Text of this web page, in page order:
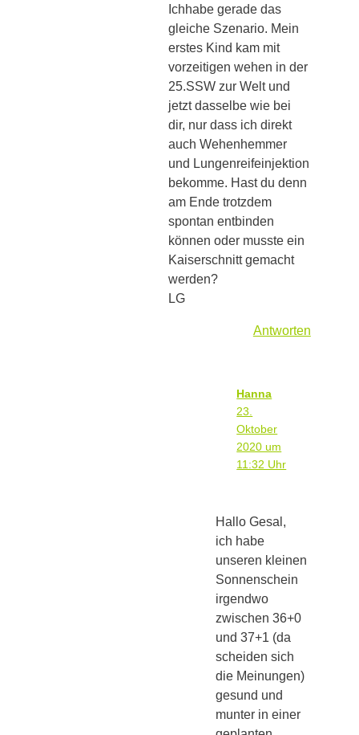
Ichhabe gerade das
gleiche Szenario. Mein
erstes Kind kam mit
vorzeitigen wehen in der
25.SSW zur Welt und
jetzt dasselbe wie bei
dir, nur dass ich direkt
auch Wehenhemmer
und Lungenreifeinjektion
bekomme. Hast du denn
am Ende trotzdem
spontan entbinden
können oder musste ein
Kaiserschnitt gemacht
werden?
LG
Antworten
Hanna
23.
Oktober
2020 um
11:32 Uhr
Hallo Gesal,
ich habe
unseren kleinen
Sonnenschein
irgendwo
zwischen 36+0
und 37+1 (da
scheiden sich
die Meinungen)
gesund und
munter in einer